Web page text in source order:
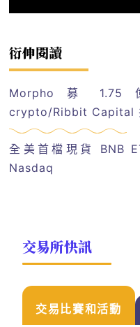
衍伸閱讀
Morpho 募 1.75
crypto/Ribbit Capital
全美首檔現貨 BNB
Nasdaq
交易所快訊
交易比賽和活動